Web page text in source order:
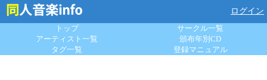
ログイン
トップ
サークル一覧
アーティスト一覧
頒布年別CD
タグ一覧
登録マニュアル